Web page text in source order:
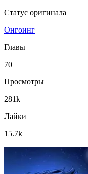
Статус оригинала
Онгоинг
Главы
70
Просмотры
281k
Лайки
15.7k